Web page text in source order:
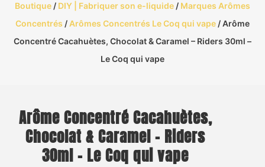
Boutique/ DIY | Fabriquer son e-liquide/ Marques Arômes
Concentrés / Arômes Concentrés Le Coq qui vape/ Arôme
Concentré Cacahuètes, Chocolat & Caramel – Riders 30ml –
Le Coq qui vape
Arôme Concentré Cacahuètes,
Chocolat & Caramel – Riders
30ml – Le Coq qui vape